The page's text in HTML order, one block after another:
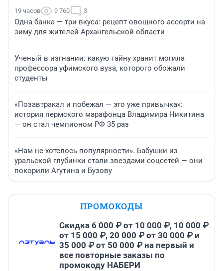
19 часов 9 760 3
Одна банка — три вкуса: рецепт овощного ассорти на
зиму для жителей Архангельской области
Ученый в изгнании: какую тайну хранит могила
профессора уфимского вуза, которого обожали
студенты
«Позавтракал и побежал — это уже привычка»:
история пермского марафонца Владимира Никитина
— он стал чемпионом РФ 35 раз
«Нам не хотелось популярности». Бабушки из
уральской глубинки стали звездами соцсетей — они
покорили Агутина и Бузову
ПРОМОКОДЫ
Скидка 6 000 ₽ от 10 000 ₽, 10 000 ₽
от 15 000 ₽, 20 000 ₽ от 30 000 ₽ и
35 000 ₽ от 50 000 ₽ на первый и
все повторные заказы по
промокоду НАБЕРИ